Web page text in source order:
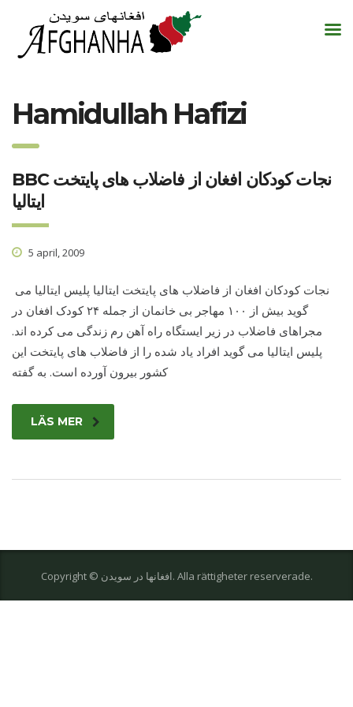
Hamidullah Hafizi
BBC نجات کودکان افغان از فاضلاب های پایتخت
ایتالیا
5 april, 2009
گوید بیش از ۱۰۰ مهاجر بی خانمان از جمله ۲۴ کودک افغان در
مجراهای فاضلاب در زیر ایستگاه راه آهن رم زندگی می کرده اند.
پلیس ایتالیا می گوید افراد یاد شده را از فاضلاب های پایتخت این
کشور بیرون آورده است. به گفته
LÄS MER
Copyright © افغانها در سویدن. Alla rättigheter reserverade.